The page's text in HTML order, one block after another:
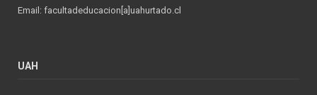
Email: facultadeducacion[a]uahurtado.cl
UAH